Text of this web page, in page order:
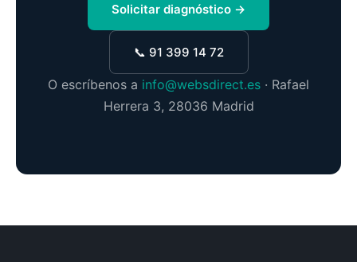
Solicitar diagnóstico →
📞 91 399 14 72
O escríbenos a info@websdirect.es · Rafael
Herrera 3, 28036 Madrid